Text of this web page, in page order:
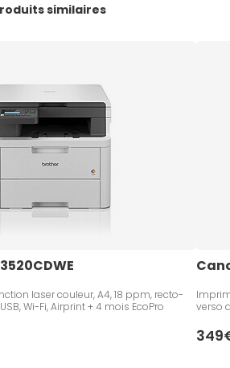
similaires
laser couleur, A4, 18 ppm, recto-
verso automatique, USB, Wi-Fi, Airprint + 4 mois EcoPro
verso